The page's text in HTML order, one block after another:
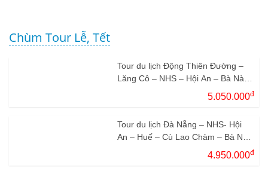
Chùm Tour Lễ, Tết
Tour du lịch Động Thiên Đường –
Lăng Cô – NHS – Hội An – Bà Nà
5.050.000đ
Tour du lịch Đà Nẵng – NHS- Hội
An – Huế – Cù Lao Chàm – Bà Nà
4.950.000đ